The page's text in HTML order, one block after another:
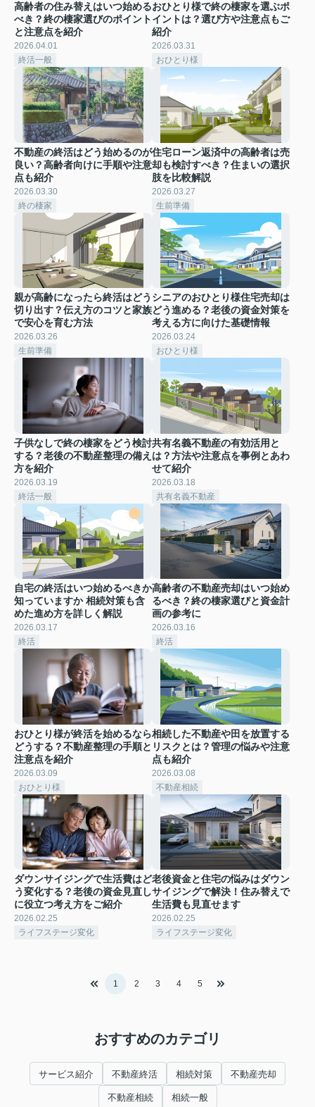
高齢者の住み替えはいつ始める
べき？終の棲家選びのポイント
と注意点を紹介
2026.04.01
終活一般
おひとり様で終の棲家を選ぶポ
イントは？選び方や注意点もご
紹介
2026.03.31
おひとり様
不動産の終活はどう始めるのが
良い？高齢者向けに手順や注意
点も紹介
2026.03.30
終の棲家
住宅ローン返済中の高齢者は売
却も検討すべき？住まいの選択
肢を比較解説
2026.03.27
生前準備
親が高齢になったら終活はどう
切り出す？伝え方のコツと家族
で安心を育む方法
2026.03.26
生前準備
シニアのおひとり様住宅売却は
どう進める？老後の資金対策を
考える方に向けた基礎情報
2026.03.24
おひとり様
子供なしで終の棲家をどう検討
する？老後の不動産整理の備え
方を紹介
2026.03.19
終活一般
共有名義不動産の有効活用と
は？方法や注意点を事例とあわ
せて紹介
2026.03.18
共有名義不動産
自宅の終活はいつ始めるべきか
知っていますか 相続対策も含
めた進め方を詳しく解説
2026.03.17
終活
高齢者の不動産売却はいつ始め
るべき？終の棲家選びと資金計
画の参考に
2026.03.16
終活
おひとり様が終活を始めるなら
どうする？不動産整理の手順と
注意点を紹介
2026.03.09
おひとり様
相続した不動産や田を放置する
リスクとは？管理の悩みや注意
点も紹介
2026.03.08
不動産相続
ダウンサイジングで生活費はど
う変化する？老後の資金見直し
に役立つ考え方をご紹介
2026.02.25
ライフステージ変化
老後資金と住宅の悩みはダウン
サイジングで解決！住み替えで
生活費も見直せます
2026.02.25
ライフステージ変化
1 2 3 4 5
おすすめのカテゴリ
サービス紹介 不動産終活 相続対策 不動産売却
不動産相続 相続一般